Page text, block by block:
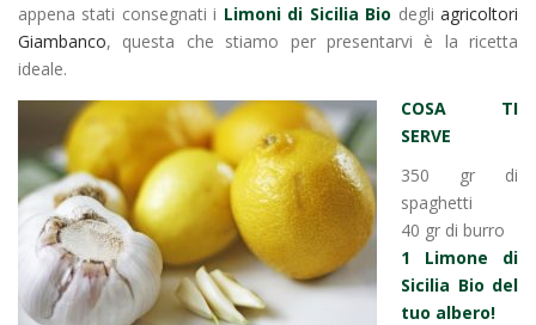
appena stati consegnati i Limoni di Sicilia Bio degliagricoltori
Giambanco, questa che stiamo per presentarvi è la ricetta
ideale.
COSA TI
SERVE
350 gr di
spaghetti
40 gr di burro
1 Limone di
Sicilia Bio del
tuo albero!